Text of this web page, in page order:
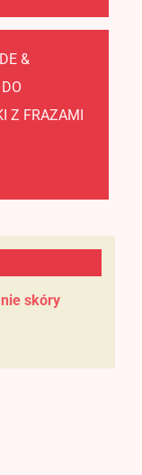
&
Z FRAZAMI
skóry